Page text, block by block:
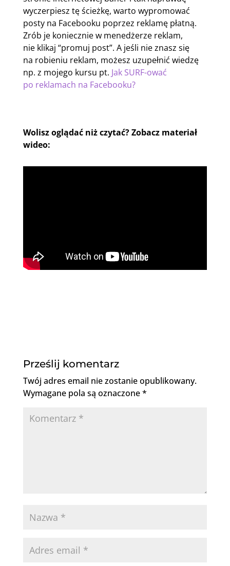
wyczerpiesz tę ścieżkę, warto wypromować
posty na Facebooku poprzez reklamę płatną.
Zrób je koniecznie w menedżerze reklam,
nie klikaj “promuj post”. A jeśli nie znasz się
na robieniu reklam, możesz uzupełnić wiedzę
np. z mojego kursu pt. Jak SURF-ować
po reklamach na Facebooku?
Wolisz oglądać niż czytać? Zobacz materiał
wideo:
Prześlij komentarz
Twój adres email nie zostanie opublikowany.
Wymagane pola są oznaczone*